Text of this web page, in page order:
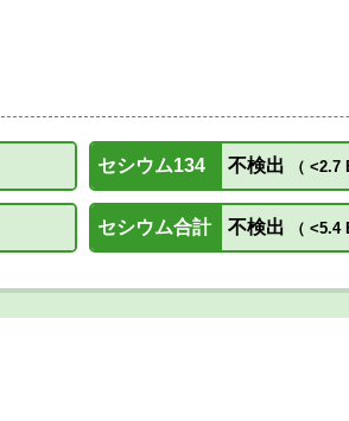
セシウム134 不検出 （ <2.7
セシウム合計 不検出 （ <5.4